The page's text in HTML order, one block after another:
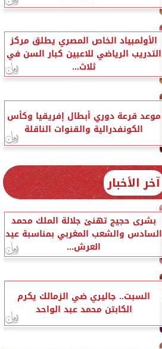
الأولمبياد الخاص المصري يطلق مركز
التدريب الرياضي للاعبين كبار السن في
ثلاث...
موعد قرعة دوري أبطال إفريقيا وكأس
الكونفدرالية والقنوات الناقلة
آخر الأخبار
بشرى حجيج تهنئ جلالة الملك محمد
السادس والشعب المغربي بمناسبة عيد
العرش...
السبت.. جاليري ضي الزمالك يكرم
الكابتن محمد عبد الواحد